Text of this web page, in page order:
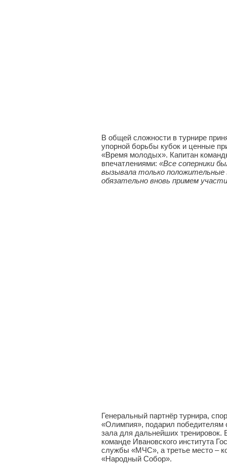
В общей сложности в турнире
упорной борьбы кубок и ценные
«Время молодых». Капитан
впечатлениями: «Все соперники
вызывала только
обязательно вновь примем
Генеральный партнёр турнира,
«Олимпия», подарил победителям
зала для дальнейших тренировок.
команде Ивановского института
службы «МЧС», а третье место –
«Народный Собор».